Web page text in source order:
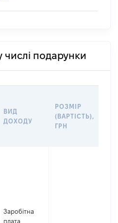
числі подарунки
ВИД
ДОХОДУ
РОЗМІР
(ВАРТІСТЬ),
ГРН
Заробітна
плата